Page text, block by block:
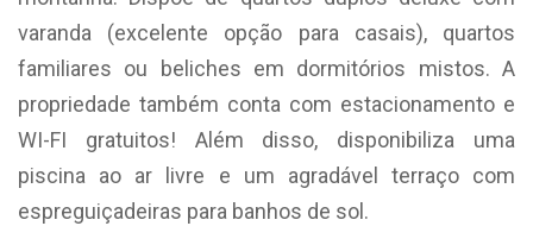
varanda (excelente opção para casais), quartos
familiares ou beliches em dormitórios mistos. A
propriedade também conta com estacionamento e
WI-FI gratuitos! Além disso, disponibiliza uma
piscina ao ar livre e um agradável terraço com
espreguiçadeiras para banhos de sol.